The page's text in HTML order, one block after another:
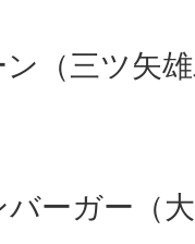
（三ツ矢
ーガー（